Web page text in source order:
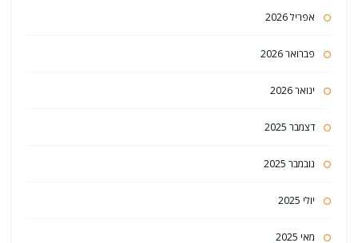
אפריל 2026
פברואר 2026
ינואר 2026
דצמבר 2025
נובמבר 2025
יולי 2025
מאי 2025